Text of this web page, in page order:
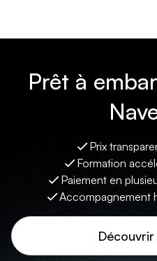
Prêt à
Prix
Formation
Paiement en
Accompagnement